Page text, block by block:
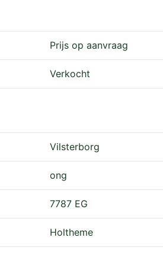
gebied (NV-gebied).
in de Basisregistratie Kadaster
van overweg.
Prijs op aanvraag
Verkocht
Vilsterborg
ong
7787 EG
Holtheme